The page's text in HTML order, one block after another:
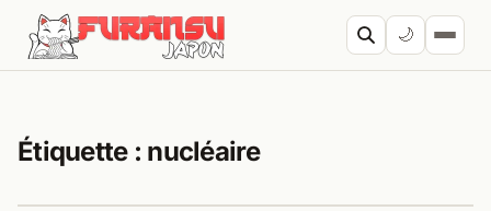
Aller au contenu
🌙
Étiquette : nucléaire